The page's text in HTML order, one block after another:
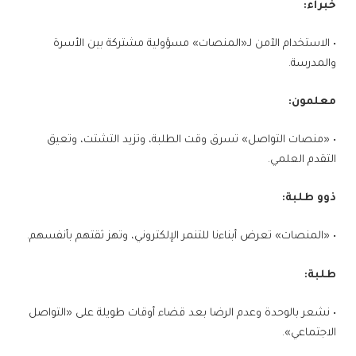
خبراء:
• الاستخدام الآمن لـ«المنصات» مسؤولية مشتركة بين الأسرة
والمدرسة.
معلمون:
• «منصات التواصل» تسرق وقت الطلبة، وتزيد التشتت، وتعيق
التقدم العلمي.
ذوو طلبة:
• «المنصات» تعرض أبناءنا للتنمر الإلكتروني، وتهز ثقتهم بأنفسهم.
طلبة:
• نشعر بالوحدة وعدم الرضا بعد قضاء أوقات طويلة على «التواصل
الاجتماعي».